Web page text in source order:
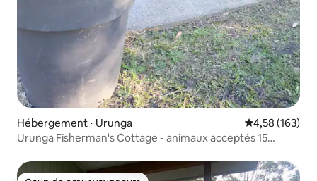
Hébergement ⋅ Urunga Évaluation
4,58 (163)
Urunga Fisherman's Cottage - animaux acceptés 15